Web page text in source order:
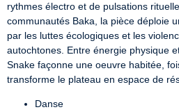
rythmes électro et de pulsations
communautés Baka, la pièce déploie
par les luttes écologiques et les
autochtones. Entre énergie physique
Snake façonne une oeuvre habitée,
transforme le plateau en espace de
Danse